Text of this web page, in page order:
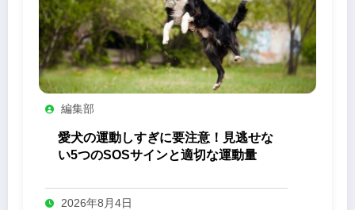
編集部
愛犬の運動しすぎに要注意！見逃せな
い5つのSOSサインと適切な運動量
2026年8月4日